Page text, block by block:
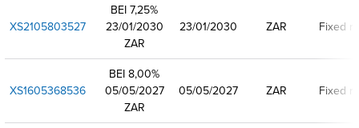
XS2105803527
BEI 7,25%
23/01/2030
ZAR
23/01/2030 ZAR Fixed
XS1605368536
BEI 8,00%
05/05/2027
ZAR
05/05/2027 ZAR Fixed